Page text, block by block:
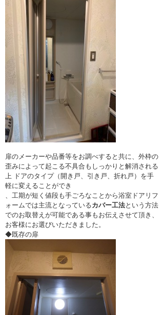
扉のメーカーや品番等をお調べすると共に、外枠の
歪みによって起こる不具合もしっかりと解消される
上 ドアのタイプ（開き戸、引き戸、折れ戸）を手
軽に変えることができ
、工期が短く値段も手ごろなことから浴室ドアリフ
ォームでは主流となっているカバー工法という方法
でのお取替えが可能である事もお伝えさせて頂き、
お客様にお選びいただきました。
◆既存の扉